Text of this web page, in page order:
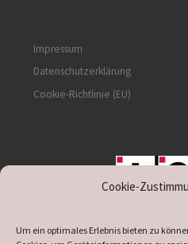
Cookie-
Um ein optimales Erlebnis bieten zu
Impressum
Datenschutzerklärung
Cookie-Richtlinie (EU)